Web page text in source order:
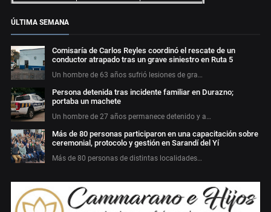
ÚLTIMA SEMANA
Comisaría de Carlos Reyles coordinó el rescate de un
conductor atrapado tras un grave siniestro en Ruta 5
Un hombre de 63 años sufrió lesiones de gra…
Persona detenida tras incidente familiar en Durazno;
portaba un machete
Un hombre de 27 años permanece detenido y a…
Más de 80 personas participaron en una capacitación sobre
ceremonial, protocolo y gestión en Sarandí del Yí
Más de 80 personas de distintas localidades…